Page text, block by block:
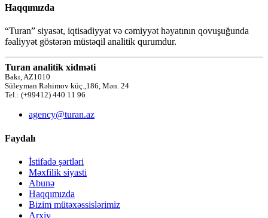
Haqqımızda
“Turan” siyasət, iqtisadiyyat və cəmiyyət həyatının qovuşuğunda
fəaliyyət göstərən müstəqil analitik qurumdur.
Turan analitik xidməti
Bakı, AZ1010
Süleyman Rəhimov küç.,186, Mən. 24
Tel.: (+99412) 440 11 96
agency@turan.az
Faydalı
İstifadə şərtləri
Məxfilik siyasti
Abunə
Haqqımızda
Bizim mütəxəssislərimiz
Arxiv